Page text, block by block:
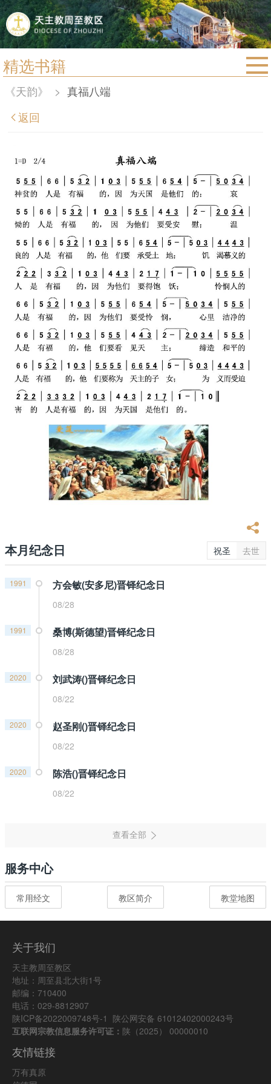
精选书籍
首页
宗教法规
教区简介
信仰文萃
教会圣月
《天韵》 > 真福八端
返回
本月纪念日 祝圣 去世
1991 方会敏(安多尼)晋铎纪念日
08/28
1991 桑博(斯德望)晋铎纪念日
08/28
2020 刘武涛()晋铎纪念日
08/22
2020 赵圣刚()晋铎纪念日
08/22
2020 陈浩()晋铎纪念日
08/22
服务中心
常用经文 教区简介 教堂地图
关于我们
天主教周至教区
地址：周至县北大街1号
邮编：710400
电话：029-8812907
陕ICP备2022009748号-1 陕公网安备 61012402000243号
互联网宗教信息服务许可证： 陕（2025） 00000010
友情链接
万有真原